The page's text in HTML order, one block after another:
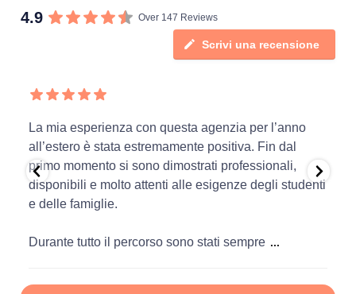
4.9 Over 147 Reviews
Scrivi una recensione
La mia esperienza con questa agenzia per l’anno
all’estero è stata estremamente positiva. Fin dal
primo momento si sono dimostrati professionali,
disponibili e molto attenti alle esigenze degli studenti
e delle famiglie.
Durante tutto il percorso sono stati sempre ...